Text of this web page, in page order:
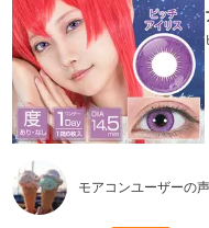
モアコンユーザーの声